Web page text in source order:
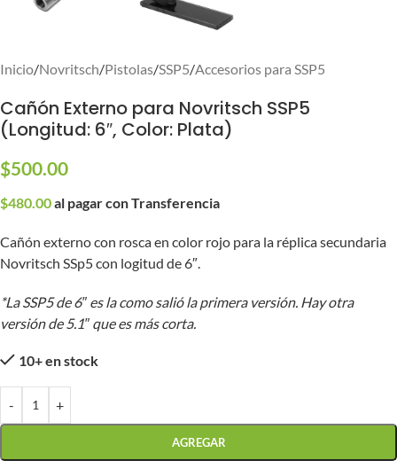
Inicio/Novritsch/Pistolas/SSP5/Accesorios para SSP5
Cañón Externo para Novritsch SSP5
(Longitud: 6″, Color: Plata)
$500.00
$480.00al pagar con Transferencia
Cañón externo con rosca en color rojo para la réplica secundaria
Novritsch SSp5 con logitud de 6″.
*La SSP5 de 6″ es la como salió la primera versión. Hay otra
versión de 5.1″ que es más corta.
10+ en stock
- +
AGREGAR